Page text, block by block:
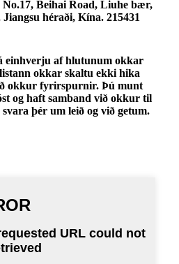
No.17, Beihai Road, Liuhe bær,
héraði, Kína. 215431
einhverju af hlutunum okkar
okkar skaltu ekki hika
okkur fyrirspurnir. Þú munt
og haft samband við okkur til
þér um leið og við getum.